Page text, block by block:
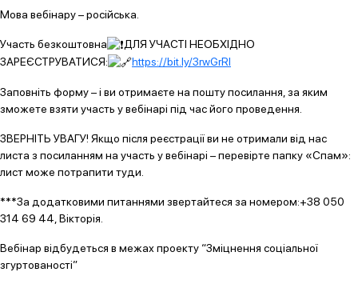
Мова вебінару – російська.
Участь безкоштовна
ДЛЯ УЧАСТІ НЕОБХІДНО
ЗАРЕЄСТРУВАТИСЯ:
https://bit.ly/3rwGrRl
Заповніть форму – і ви отримаєте на пошту посилання, за яким
зможете взяти участь у вебінарі під час його проведення.
ЗВЕРНІТЬ УВАГУ! Якщо після реєстрації ви не отримали від нас
листа з посиланням на участь у вебінарі – перевірте папку «Спам»:
лист може потрапити туди.
***За додатковими питаннями звертайтеся за номером:+38 050
314 69 44, Вікторія.
Вебінар відбудеться в межах проекту “Зміцнення соціальної
згуртованості”